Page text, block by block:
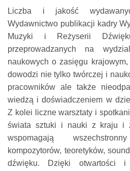
Liczba i jakość
Wydawnictwo publikacji kadry
Muzyki i Reżyserii
przeprowadzanych na
naukowych o zasięgu
dowodzi nie tylko twórczej i
pracowników ale także
wiedzą i doświadczeniem w
Z kolei liczne warsztaty i
świata sztuki i nauki z kraju i
wspomagają
kompozytorów, teoretyków,
dźwięku. Dzięki otwartości i